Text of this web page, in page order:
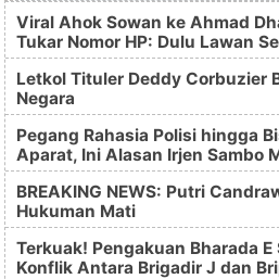
Viral Ahok Sowan ke Ahmad
Tukar Nomor HP: Dulu Lawan
Letkol Tituler Deddy Corbuzier
Negara
Pegang Rahasia Polisi hingga
Aparat, Ini Alasan Irjen Sambo
BREAKING NEWS: Putri
Hukuman Mati
Terkuak! Pengakuan Bharada
Konflik Antara Brigadir J dan